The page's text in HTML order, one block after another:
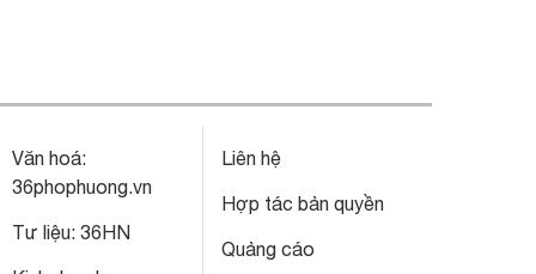
Văn hoá:
36phophuong.vn
Tư liệu: 36HN
Liên hệ
Hợp tác bản quyền
Quảng cáo